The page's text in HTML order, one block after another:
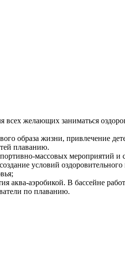
желающих заниматься
образа жизни, привлечение
плаванию.
массовых мероприятий и
условий оздоровительного
аэробикой. В бассейне
по плаванию.